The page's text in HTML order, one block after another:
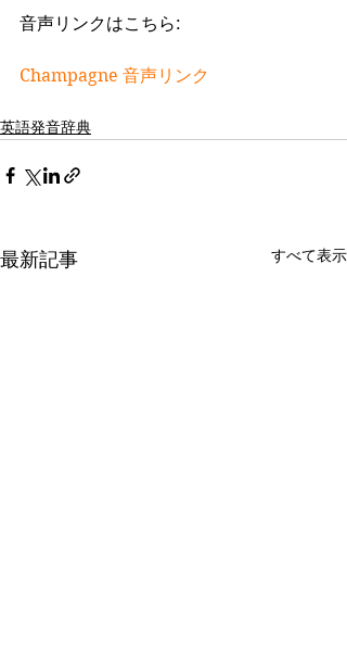
音声リンクはこちら:
Champagne 音声リンク
英語発音辞典
最新記事 すべて表示